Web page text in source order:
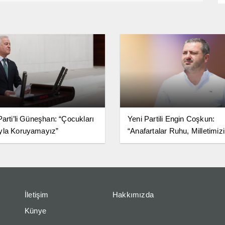
Güneşhan: “Çocukları
Koruyamayız”
Yeni Partili Engin Coşkun:
“Anafartalar Ruhu,
Birlik ve Bağımsızlık
İletişim
Hakkımızda
Künye